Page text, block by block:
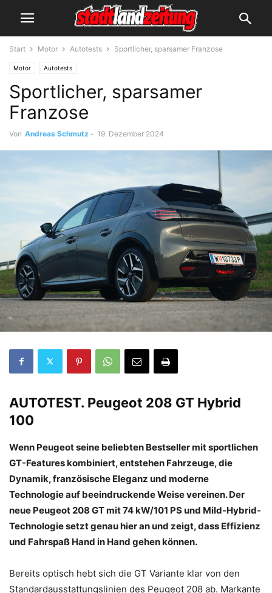
Start Motor Autotests Sportlicher, sparsamer Franzose
Motor Autotests
Sportlicher, sparsamer
Franzose
Von Andreas Schmutz - 19. Dezember 2024
AUTOTEST. Peugeot 208 GT Hybrid
100
Wenn Peugeot seine beliebten Bestseller mit sportlichen
GT-Features kombiniert, entstehen Fahrzeuge, die
Dynamik, französische Eleganz und moderne
Technologie auf beeindruckende Weise vereinen. Der
neue Peugeot 208 GT mit 74 kW/101 PS und Mild-Hybrid-
Technologie setzt genau hier an und zeigt, dass Effizienz
und Fahrspaß Hand in Hand gehen können.
Bereits optisch hebt sich die GT Variante klar von den
Standardausstattungslinien des Peugeot 208 ab. Markante